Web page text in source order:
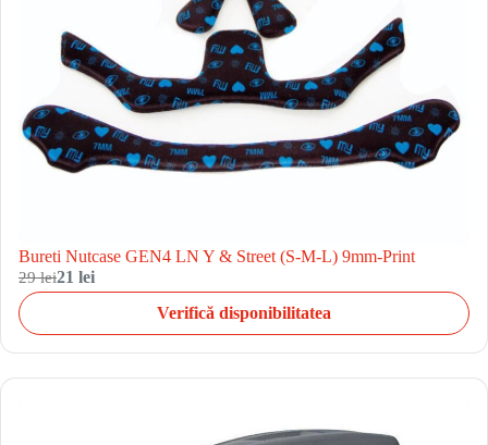
Bureti Nutcase GEN4 LN Y & Street (S-M-L) 9mm-Print
29 lei21 lei
Verifică disponibilitatea